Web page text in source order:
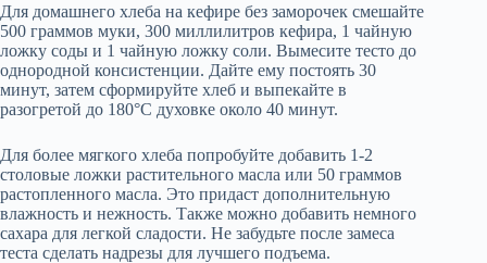
Для домашнего хлеба на кефире без заморочек смешайте
500 граммов муки, 300 миллилитров кефира, 1 чайную
ложку соды и 1 чайную ложку соли. Вымесите тесто до
однородной консистенции. Дайте ему постоять 30
минут, затем сформируйте хлеб и выпекайте в
разогретой до 180°C духовке около 40 минут.
Для более мягкого хлеба попробуйте добавить 1-2
столовые ложки растительного масла или 50 граммов
растопленного масла. Это придаст дополнительную
влажность и нежность. Также можно добавить немного
сахара для легкой сладости. Не забудьте после замеса
теста сделать надрезы для лучшего подъема.